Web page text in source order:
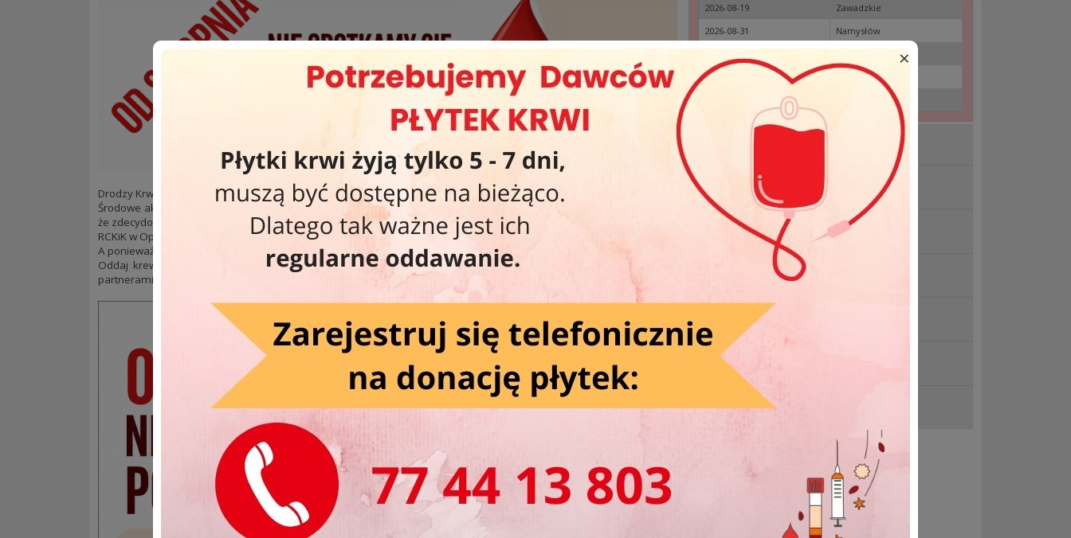
Drodzy Krwiodawcy! Mała zmiana planów od sierpnia.
Środowe akcje poboru krwi pod CH Solaris nie cieszyły się taką frekwencją, na jaką liczyliśmy. Pokazaliście nam za to,
że zdecydowanie chętniej odwiedzacie nas w siedzibie RCKiK — dlatego właśnie tam będziemy na Was czekać!
RCKiK w Opolu, ul. Kośnego 55od 7:00 do 14:30.
A ponieważ środa może smakować naprawdę dobrze, zapraszamy również na nasze „Smaczne Środy”!
Oddaj krew, uratuj komuś zdrowie lub życie i skorzystaj z miłej niespodzianki przygotowanej wspólnie z naszymi
partnerami.
2026-08-19
Zawadzkie
2026-08-31
Namysłów
Kędzierzyn-Koźle
2026-09-18
Strzelce Opolskie
Wakacje 2026
Widzimy się pod Solarisem
Kondolencje
Odwołana akcja 15.07.2026r.
Potrzebna krew grupy 0 Rh-
Światowy Dzień Krwiodawcy 14 czerwca
Wszystkie aktualności
×